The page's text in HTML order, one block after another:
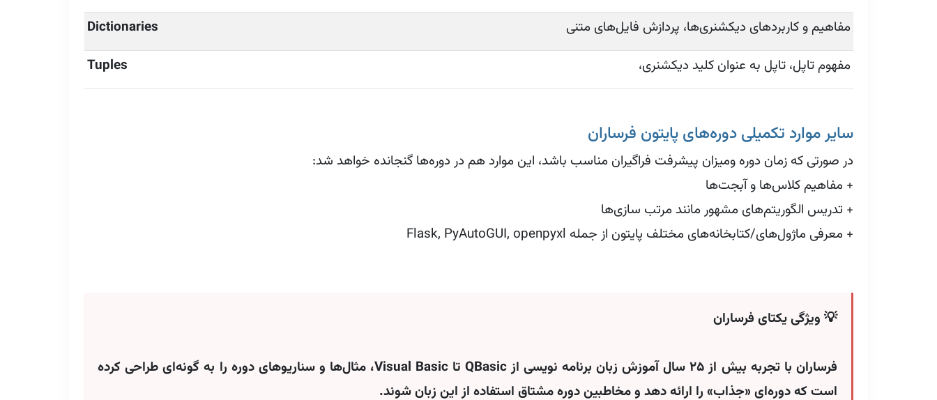
مفاهیم و کاربردهای دیکشنری‌ها، پردازش فایل‌های متنی
Dictionaries
مفهوم تاپل، تاپل به عنوان کلید دیکشنری،
Tuples
سایر موارد تکمیلی دوره‌های پایتون فرساران
در صورتی که زمان دوره ومیزان پیشرفت فراگیران مناسب باشد، این موارد هم در دوره‌ها گنجانده خواهد شد:
+ مفاهیم کلاس‌ها و آبجت‌ها
+ تدریس الگوریتم‌های مشهور مانند مرتب سازی‌ها
+ معرفی ماژول‌های/کتابخانه‌های مختلف پایتون از جمله Flask, PyAutoGUI, openpyxl
💡 ویژگی یکتای فرساران
فرساران با تجربه بیش از ۲۵ سال آموزش زبان برنامه نویسی از QBasic‌ تا Visual Basic، مثال‌ها و سناریوهای دوره را به گونه‌ای طراحی کرده
است که دوره‌ای «جذاب» را ارائه دهد و مخاطبین دوره مشتاق استفاده از این زبان شوند.